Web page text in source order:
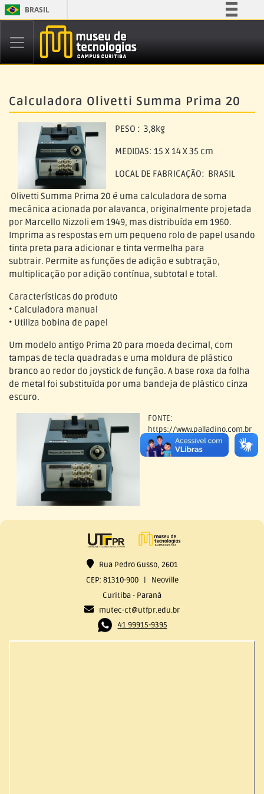
BRASIL
Participe
Legislação
Calculadora Olivetti Summa Prima 20
PESO : 3,8kg
MEDIDAS: 15 X 14 X 35 cm
LOCAL DE FABRICAÇÃO: BRASIL
Olivetti Summa Prima 20 é uma calculadora de soma
mecânica acionada por alavanca, originalmente projetada
por Marcello Nizzoli em 1949, mas distribuída em 1960.
Imprima as respostas em um pequeno rolo de papel usando
tinta preta para adicionar e tinta vermelha para
subtrair. Permite as funções de adição e subtração,
multiplicação por adição contínua, subtotal e total.
Características do produto
• Calculadora manual
• Utiliza bobina de papel
Um modelo antigo Prima 20 para moeda decimal, com
tampas de tecla quadradas e uma moldura de plástico
branco ao redor do joystick de função. A base roxa da folha
de metal foi substituída por uma bandeja de plástico cinza
escuro.
FONTE:
https://www.palladino.com.br
Rua Pedro Gusso, 2601
CEP: 81310-900 | Neoville
Curitiba - Paraná
mutec-ct@utfpr.edu.br
41 99915-9395